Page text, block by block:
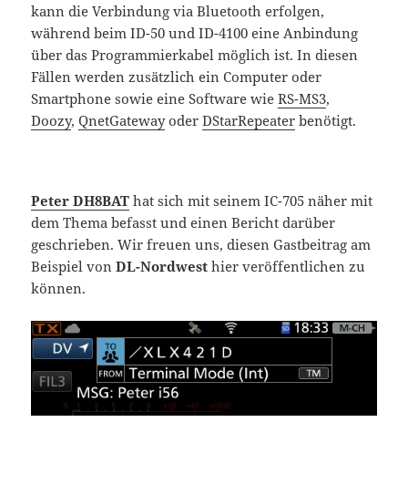
kann die Verbindung via Bluetooth erfolgen,
während beim ID-50 und ID-4100 eine Anbindung
über das Programmierkabel möglich ist. In diesen
Fällen werden zusätzlich ein Computer oder
Smartphone sowie eine Software wieRS-MS3,
Doozy,QnetGatewayoderDStarRepeater benötigt.
Peter DH8BAT hat sich mit seinem IC-705 näher mit
dem Thema befasst und einen Bericht darüber
geschrieben. Wir freuen uns, diesen Gastbeitrag am
Beispiel vonDL-Nordwest hier veröffentlichen zu
können.